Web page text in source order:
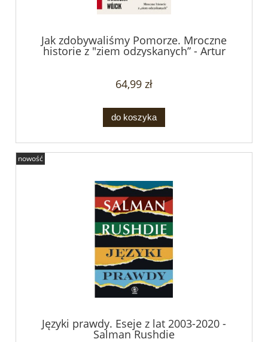
Jak zdobywaliśmy Pomorze. Mroczne
historie z "ziem odzyskanych” - Artur
Domosławski, Magdalena
64,99 zł
do koszyka
Języki prawdy. Eseje z lat 2003-2020 -
Salman Rushdie
nowość